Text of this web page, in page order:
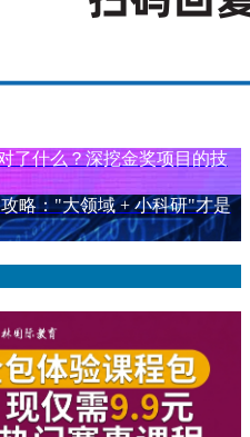
了什么？深挖金奖项目的技
略："大领域 + 小科研"才是